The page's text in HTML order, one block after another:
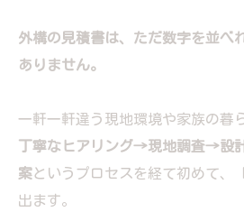
外構の見積書は、ただ数字を並べ
ありません。
一軒一軒違う現地環境や家族の暮
丁寧なヒアリング→現地調査→設
案というプロセスを経て初めて、
出ます。